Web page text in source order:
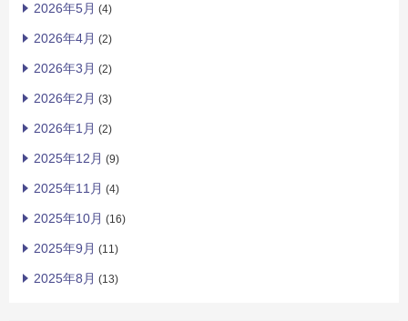
2026年5月 (4)
2026年4月 (2)
2026年3月 (2)
2026年2月 (3)
2026年1月 (2)
2025年12月 (9)
2025年11月 (4)
2025年10月 (16)
2025年9月 (11)
2025年8月 (13)